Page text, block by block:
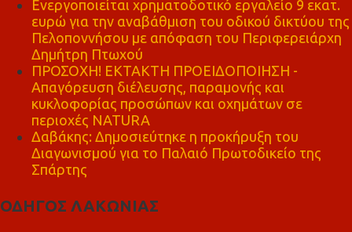
Ενεργοποιείται χρηματοδοτικό εργαλείο 9 εκατ.
ευρώ για την αναβάθμιση του οδικού δικτύου της
Πελοποννήσου με απόφαση του Περιφερειάρχη
Δημήτρη Πτωχού
ΠΡΟΣΟΧΗ! ΕΚΤΑΚΤΗ ΠΡΟΕΙΔΟΠΟΙΗΣΗ -
Απαγόρευση διέλευσης, παραμονής και
κυκλοφορίας προσώπων και οχημάτων σε
περιοχές NATURA
Δαβάκης: Δημοσιεύτηκε η προκήρυξη του
Διαγωνισμού για το Παλαιό Πρωτοδικείο της
Σπάρτης
ΟΔΗΓΟΣ ΛΑΚΩΝΙΑΣ